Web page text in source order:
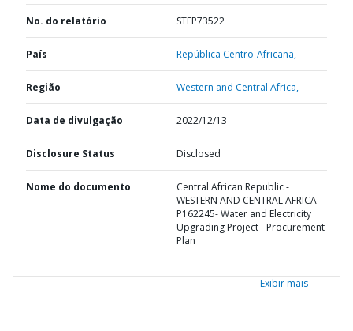
No. do relatório STEP73522
País República Centro-Africana,
Região Western and Central Africa,
Data de divulgação 2022/12/13
Disclosure Status Disclosed
Nome do documento
Central African Republic -
WESTERN AND CENTRAL AFRICA-
P162245- Water and Electricity
Upgrading Project - Procurement
Plan
Exibir mais